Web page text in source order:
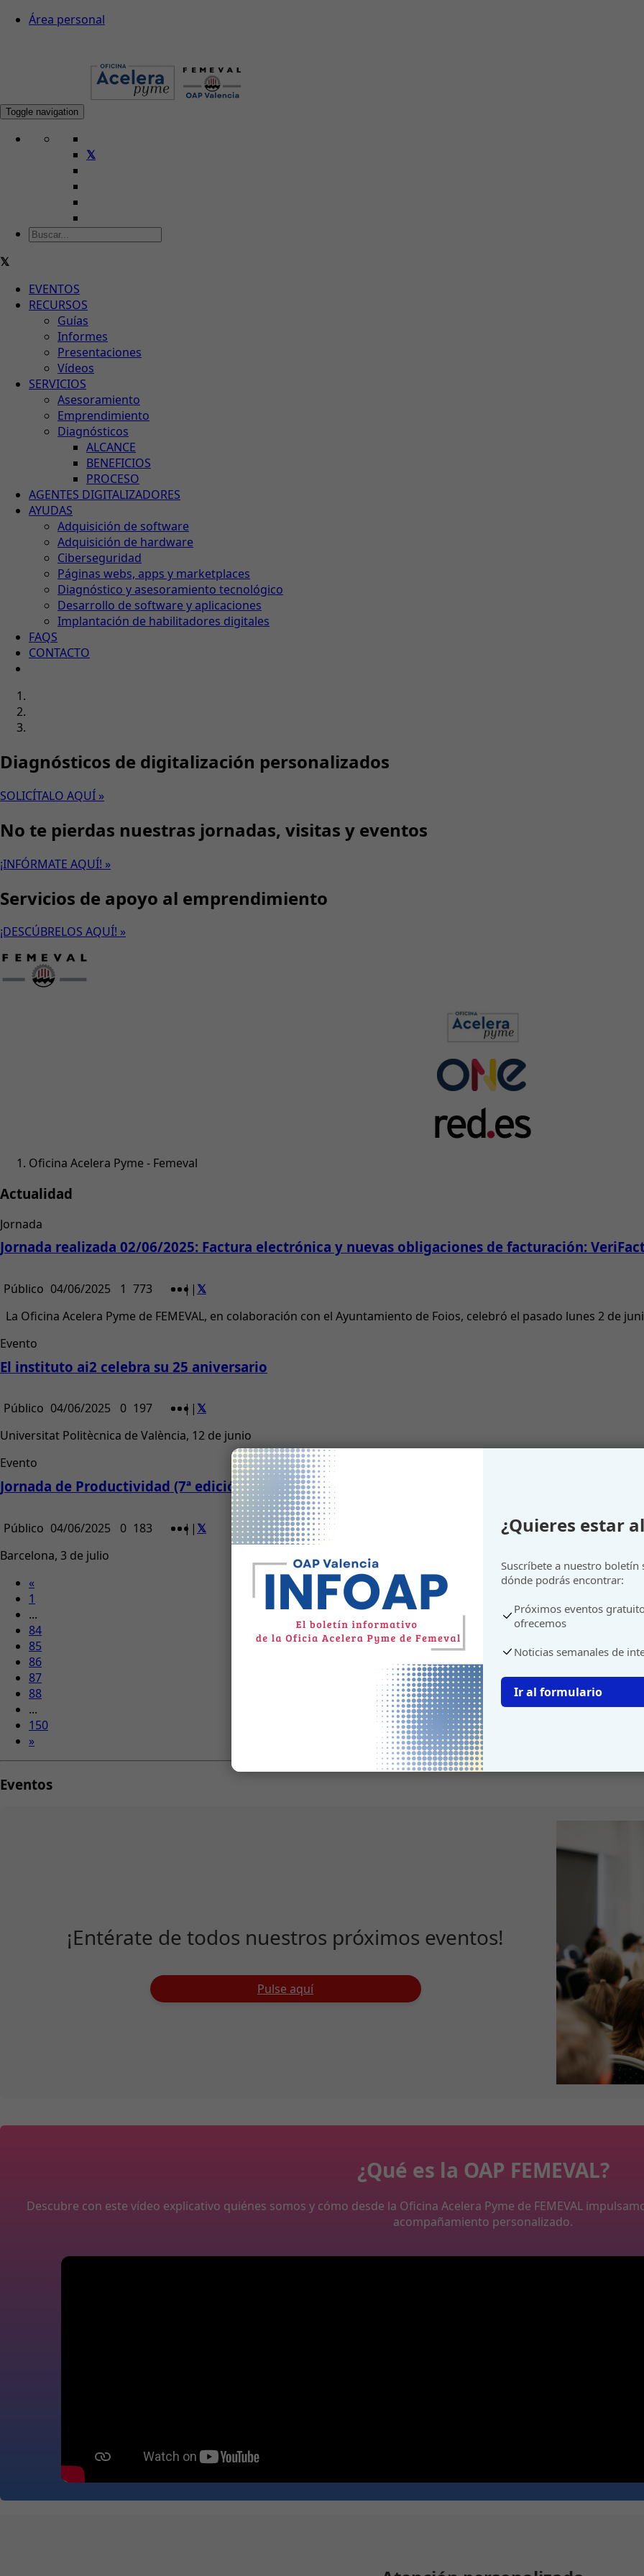
Área personal
Toggle navigation
EVENTOS
RECURSOS
Guías
Informes
Presentaciones
Vídeos
SERVICIOS
Asesoramiento
Emprendimiento
Diagnósticos
ALCANCE
BENEFICIOS
PROCESO
AGENTES DIGITALIZADORES
AYUDAS
Adquisición de software
Adquisición de hardware
Ciberseguridad
Páginas webs, apps y marketplaces
Diagnóstico y asesoramiento tecnológico
Desarrollo de software y aplicaciones
Implantación de habilitadores digitales
FAQS
CONTACTO
Diagnósticos de digitalización personalizados
SOLICÍTALO AQUÍ »
No te pierdas nuestras jornadas, visitas y eventos
¡INFÓRMATE AQUÍ! »
Servicios de apoyo al emprendimiento
¡DESCÚBRELOS AQUÍ! »
Oficina Acelera Pyme - Femeval
Actualidad
Jornada
Jornada realizada 02/06/2025: Factura electrónica y nuevas obligaciones de facturación:
Público 04/06/2025 1 773 | |
La Oficina Acelera Pyme de FEMEVAL, en colaboración con el Ayuntamiento de Foios, celebró el pasado lunes 2 de
Evento
El instituto ai2 celebra su 25 aniversario
Público 04/06/2025 0 197 | |
Universitat Politècnica de València, 12 de junio
Evento
Jornada de Productividad (7ª edición)
Público 04/06/2025 0 183 | |
Barcelona, 3 de julio
«
1
...
84
85
86
87
88
...
150
»
Eventos
¡Entérate de todos nuestros próximos eventos!
Pulse aquí
¿Qué es la OAP FEMEVAL?
Descubre con este vídeo explicativo quiénes somos y cómo desde la Oficina Acelera Pyme de FEMEVAL
acompañamiento personalizado.
¿Quieres estar
Suscríbete a nuestro boletín
dónde podrás encontrar:
Próximos eventos
ofrecemos
Noticias semanales de
Ir al formulario